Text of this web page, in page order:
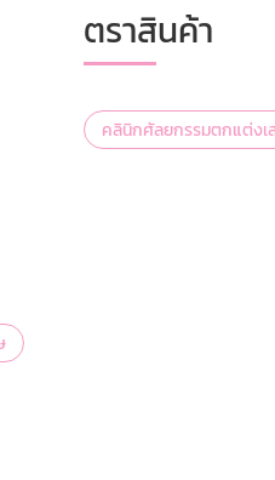
ตราสินค้า
คลินิกศัลยกรรมตกแต่งเ